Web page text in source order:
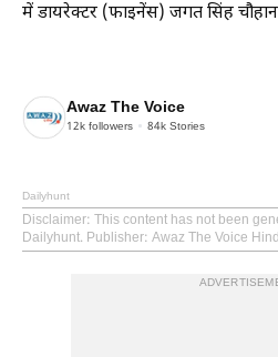
में डायरेक्टर (फाइनेंस) जगत सिंह
Awaz The Voice
12k followers 84k Stories
Dailyhunt
Disclaimer: This content has not been
Dailyhunt. Publisher: Awaz The Voice